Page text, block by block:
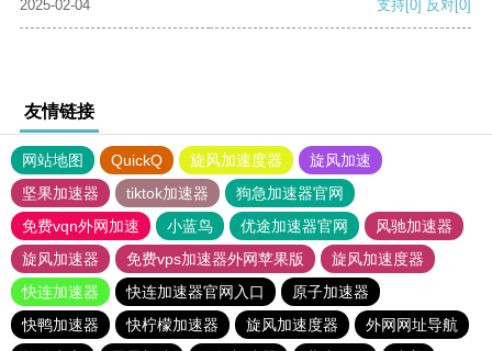
2025-02-04 支持[0] 反对[0]
友情链接
网站地图 QuickQ 旋风加速度器
旋风加速
坚果加速器
tiktok加速器
狗急加速器官网
免费vqn外网加速
小蓝鸟 优途加速器官网
风驰加速器
旋风加速器
免费vps加速器外网苹果版
旋风加速度器
快连加速器
快连加速器官网入口
原子加速器
快鸭加速器
快柠檬加速器 旋风加速度器
外网网址导航